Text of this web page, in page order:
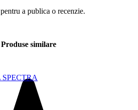
pentru a publica o recenzie.
Produse similare